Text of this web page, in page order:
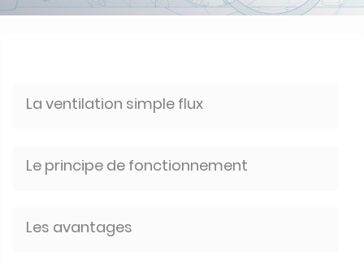
La ventilation simple flux
Le principe de fonctionnement
Les avantages